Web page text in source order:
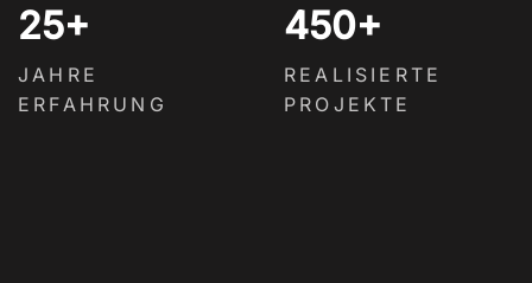
25+
JAHRE
ERFAHRUNG
450+
REALISIERTE
PROJEKTE